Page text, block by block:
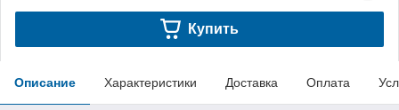
Купить
Описание Характеристики Доставка Оплата